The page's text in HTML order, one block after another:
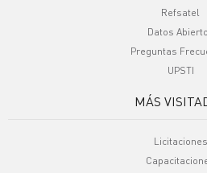
Refsatel
Datos
Preguntas
UPSTI
MÁS
Licitaciones